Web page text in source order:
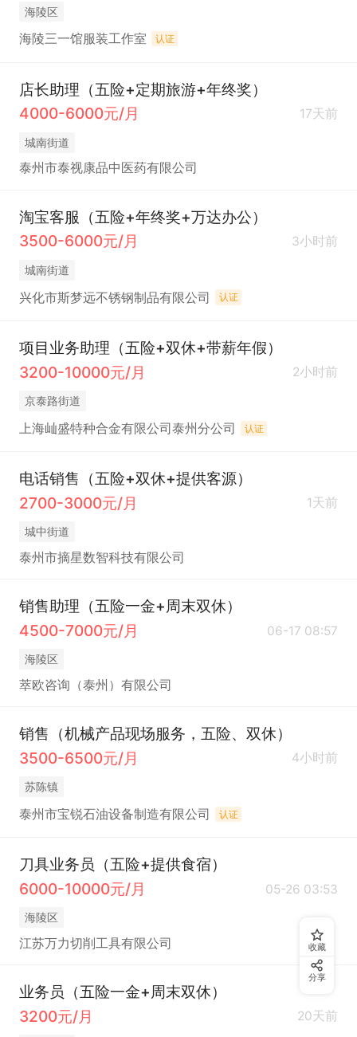
海陵区
海陵三一馆服装工作室 认证
店长助理（五险+定期旅游+年终奖）
4000-6000元/月
17天前
城南街道
泰州市泰视康品中医药有限公司
淘宝客服（五险+年终奖+万达办公）
3500-6000元/月
3小时前
城南街道
兴化市斯梦远不锈钢制品有限公司 认证
项目业务助理（五险+双休+带薪年假）
3200-10000元/月
2小时前
京泰路街道
上海屾盛特种合金有限公司泰州分公司 认证
电话销售（五险+双休+提供客源）
2700-3000元/月
1天前
城中街道
泰州市摘星数智科技有限公司
销售助理（五险一金+周末双休）
4500-7000元/月
06-17 08:57
海陵区
萃欧咨询（泰州）有限公司
销售（机械产品现场服务，五险、双休）
3500-6500元/月
4小时前
苏陈镇
泰州市宝锐石油设备制造有限公司 认证
刀具业务员（五险+提供食宿）
6000-10000元/月
05-26 03:53
海陵区
江苏万力切削工具有限公司
业务员（五险一金+周末双休）
3200元/月
20天前
收藏
分享